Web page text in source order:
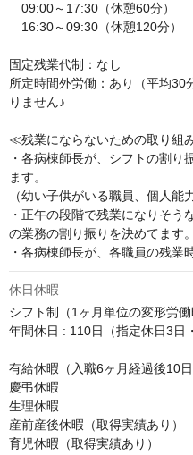
09:00～17:30（休憩60分）
16:30～09:30（休憩120分）
固定残業代制：なし
所定時間外労働：あり（平均30
りません♪
≪残業にならないための取り組
・各病棟師長が、シフトの割
ます。
（幼い子供がいる職員、個人能
・正午の段階で残業になりそう
の業務の割り振りを決めてます。
・各病棟師長が、各職員の残業
休日休暇
シフト制（1ヶ月単位の変形労働
年間休日 : 110日（指定休日3日
有給休暇（入職6ヶ月経過後10日
慶弔休暇
生理休暇
産前産後休暇（取得実績あり）
育児休暇（取得実績あり）